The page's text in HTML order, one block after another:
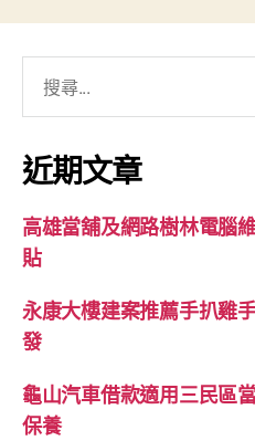
關
鍵
字:
近期文章
高雄當舖及網路樹林電腦
貼
永康大樓建案推薦手扒雞
發
龜山汽車借款適用三民區
保養